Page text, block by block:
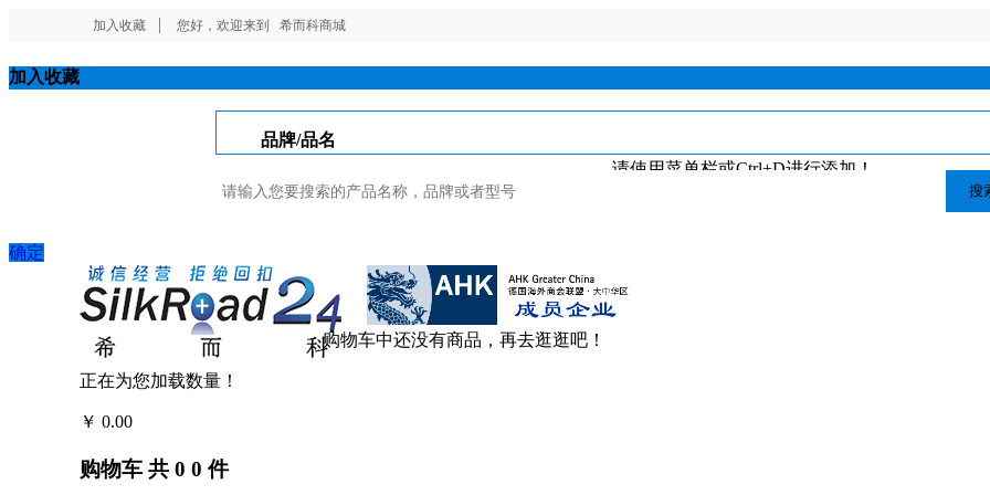
加入收藏 您好，欢迎来到 希而科商城
加入收藏
请使用菜单栏或Ctrl+D进行添加！
确定
购物车中还没有商品，再去逛逛吧！
正在为您加载数量！
￥ 0.00
购物车 共 0 0 件
品牌/品名
搜